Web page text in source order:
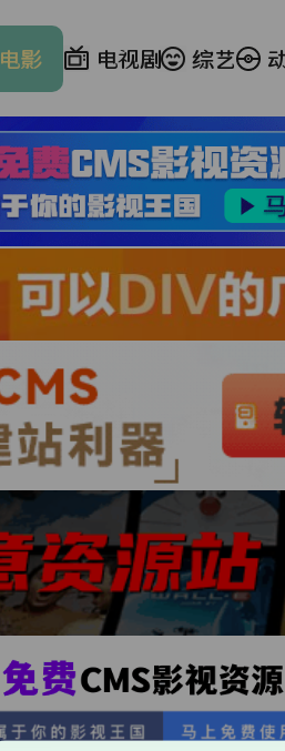
电影 电视剧 综艺